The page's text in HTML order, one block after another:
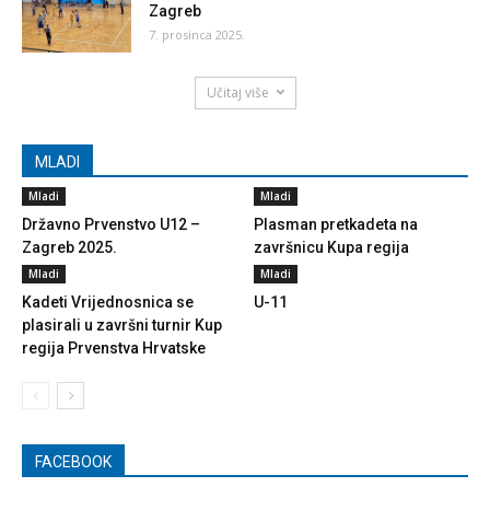
Zagreb
7. prosinca 2025.
Učitaj više
MLADI
Mladi
Državno Prvenstvo U12 –
Zagreb 2025.
Mladi
Plasman pretkadeta na
završnicu Kupa regija
Mladi
Kadeti Vrijednosnica se
plasirali u završni turnir Kup
regija Prvenstva Hrvatske
Mladi
U-11
FACEBOOK